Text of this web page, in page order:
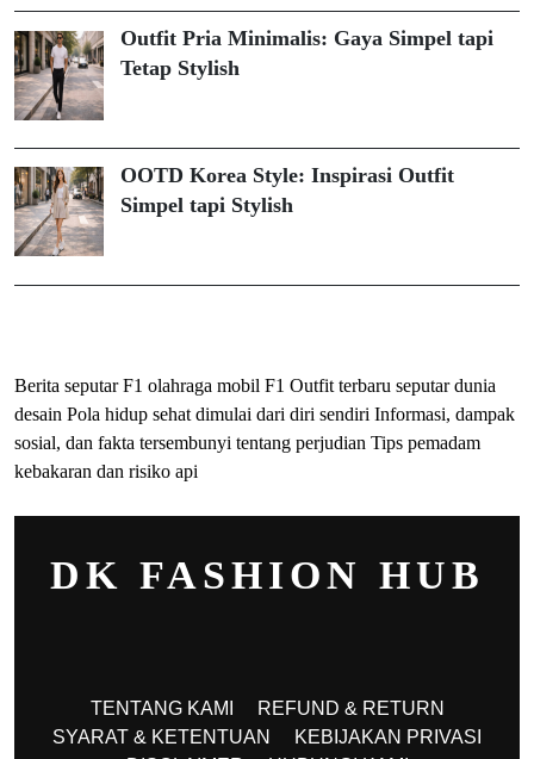
Outfit Pria Minimalis: Gaya Simpel tapi
Tetap Stylish
OOTD Korea Style: Inspirasi Outfit
Simpel tapi Stylish
Berita seputar F1 olahraga mobil F1 Outfit terbaru seputar dunia
desain Pola hidup sehat dimulai dari diri sendiri Informasi, dampak
sosial, dan fakta tersembunyi tentang perjudian Tips pemadam
kebakaran dan risiko api
DK FASHION HUB
TENTANG KAMI
REFUND & RETURN
SYARAT & KETENTUAN
KEBIJAKAN PRIVASI